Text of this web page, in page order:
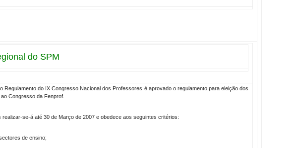
do SPM
do IX Congresso Nacional dos Professores é aprovado o regulamento para eleição dos
Congresso da Fenprof.
se-á até 30 de Março de 2007 e obedece aos seguintes critérios:
de ensino;